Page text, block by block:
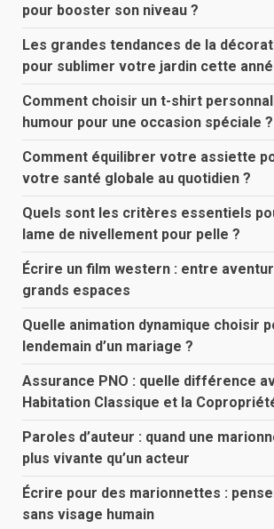
pour booster son niveau ?
Les grandes tendances de la
pour sublimer votre jardin cette
Comment choisir un t-shirt
humour pour une occasion spéciale ?
Comment équilibrer votre assiette
votre santé globale au quotidien ?
Quels sont les critères essentiels
lame de nivellement pour pelle ?
Écrire un film western : entre
grands espaces
Quelle animation dynamique choisir
lendemain d’un mariage ?
Assurance PNO : quelle différence
Habitation Classique et la
Paroles d’auteur : quand une
plus vivante qu’un acteur
Écrire pour des marionnettes :
sans visage humain